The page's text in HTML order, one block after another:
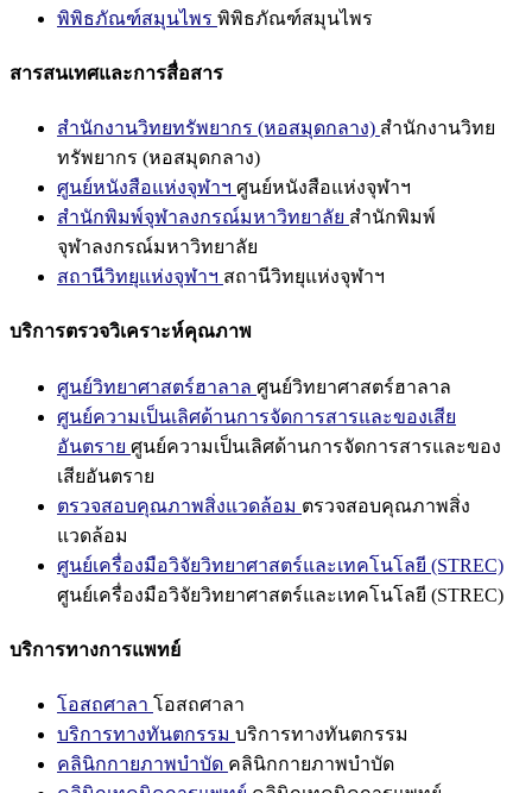
พิพิธภัณฑ์สมุนไพร พิพิธภัณฑ์สมุนไพร
สารสนเทศและการสื่อสาร
สำนักงานวิทยทรัพยากร (หอสมุดกลาง) สำนักงานวิทย
ทรัพยากร (หอสมุดกลาง)
ศูนย์หนังสือแห่งจุฬาฯ ศูนย์หนังสือแห่งจุฬาฯ
สำนักพิมพ์จุฬาลงกรณ์มหาวิทยาลัย สำนักพิมพ์
จุฬาลงกรณ์มหาวิทยาลัย
สถานีวิทยุแห่งจุฬาฯ สถานีวิทยุแห่งจุฬาฯ
บริการตรวจวิเคราะห์คุณภาพ
ศูนย์วิทยาศาสตร์ฮาลาล ศูนย์วิทยาศาสตร์ฮาลาล
ศูนย์ความเป็นเลิศด้านการจัดการสารและของเสีย
อันตราย ศูนย์ความเป็นเลิศด้านการจัดการสารและของ
เสียอันตราย
ตรวจสอบคุณภาพสิ่งแวดล้อม ตรวจสอบคุณภาพสิ่ง
แวดล้อม
ศูนย์เครื่องมือวิจัยวิทยาศาสตร์และเทคโนโลยี (STREC)
ศูนย์เครื่องมือวิจัยวิทยาศาสตร์และเทคโนโลยี (STREC)
บริการทางการแพทย์
โอสถศาลา โอสถศาลา
บริการทางทันตกรรม บริการทางทันตกรรม
คลินิกกายภาพบำบัด คลินิกกายภาพบำบัด